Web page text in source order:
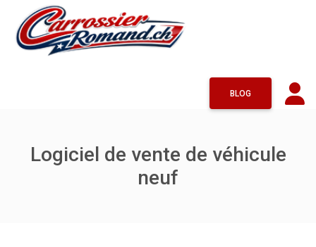
BLOG
Logiciel de vente de véhicule
neuf